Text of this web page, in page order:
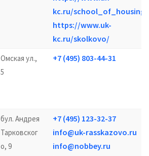
kc.ru/school_of_housing/
https://www.uk-
kc.ru/skolkovo/
Омская ул.,
5
+7 (495) 803-44-31
бул. Андрея
Тарковског
о, 9
+7 (495) 123-32-37
info@uk-rasskazovo.ru
info@nobbey.ru